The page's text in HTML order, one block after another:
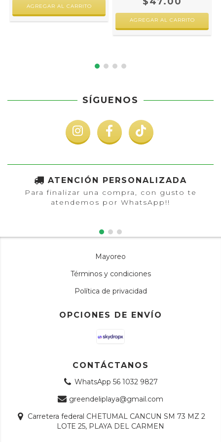
AGREGAR AL CARRITO
AGREGAR AL CARRITO
SÍGUENOS
ATENCIÓN PERSONALIZADA
Para finalizar una compra, con gusto te
atendemos por WhatsApp!!
Mayoreo
Términos y condiciones
Política de privacidad
OPCIONES DE ENVÍO
CONTÁCTANOS
WhatsApp 56 1032 9827
greendeliplaya@gmail.com
Carretera federal CHETUMAL CANCUN SM 73 MZ 2
LOTE 25, PLAYA DEL CARMEN